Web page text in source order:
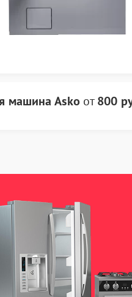
машина Asko от800